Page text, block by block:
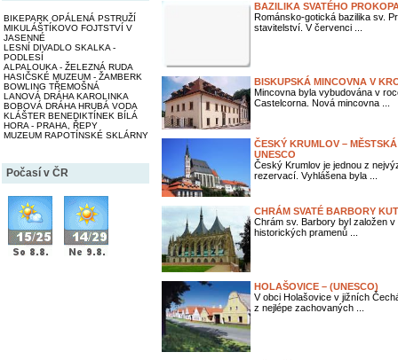
BIKEPARK OPÁLENÁ PSTRUŽÍ
MIKULÁŠTÍKOVO FOJTSTVÍ V
JASENNÉ
LESNÍ DIVADLO SKALKA -
PODLESÍ
ALPALOUKA - ŽELEZNÁ RUDA
HASIČSKÉ MUZEUM - ŽAMBERK
BOWLING TŘEMOŠNÁ
LANOVÁ DRÁHA KAROLINKA
BOBOVÁ DRÁHA HRUBÁ VODA
KLÁŠTER BENEDIKTÍNEK BÍLÁ
HORA - PRAHA, ŘEPY
MUZEUM RAPOTÍNSKÉ SKLÁRNY
Počasí v ČR
BAZILIKA SVATÉHO
Románsko-gotická bazilika sv.
stavitelství. V červenci ...
BISKUPSKÁ MINCOVNA V
Mincovna byla vybudována v
Castelcorna. Nová mincovna ...
ČESKÝ KRUMLOV –
UNESCO
Český Krumlov je jednou z
rezervací. Vyhlášena byla ...
CHRÁM SVATÉ BARBORY
Chrám sv. Barbory byl založen
historických pramenů ...
HOLAŠOVICE – (UNESCO)
V obci Holašovice v jižních
z nejlépe zachovaných ...